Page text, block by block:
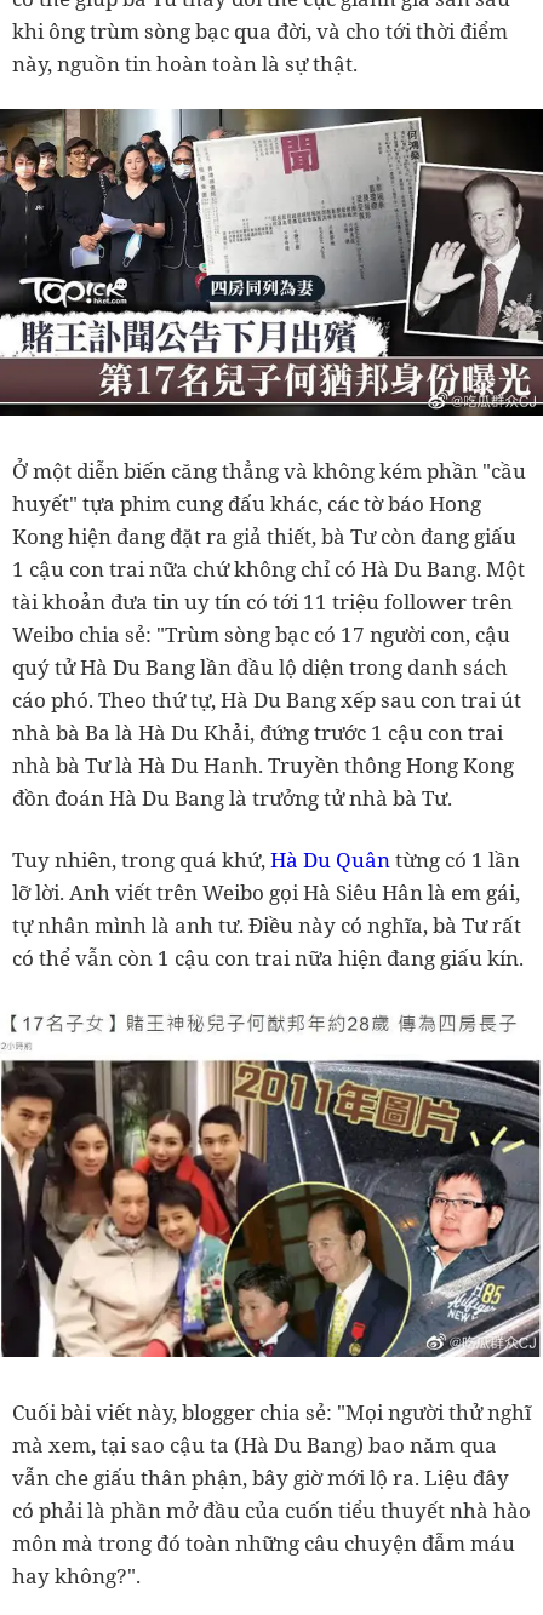
khi ông trùm sòng bạc qua đời, và cho tới thời điểm
này, nguồn tin hoàn toàn là sự thật.
Ở một diễn biến căng thẳng và không kém phần "cầu
huyết" tựa phim cung đấu khác, các tờ báo Hong
Kong hiện đang đặt ra giả thiết, bà Tư còn đang giấu
1 cậu con trai nữa chứ không chỉ có Hà Du Bang. Một
tài khoản đưa tin uy tín có tới 11 triệu follower trên
Weibo chia sẻ: "Trùm sòng bạc có 17 người con, cậu
quý tử Hà Du Bang lần đầu lộ diện trong danh sách
cáo phó. Theo thứ tự, Hà Du Bang xếp sau con trai út
nhà bà Ba là Hà Du Khải, đứng trước 1 cậu con trai
nhà bà Tư là Hà Du Hanh. Truyền thông Hong Kong
đồn đoán Hà Du Bang là trưởng tử nhà bà Tư.
Tuy nhiên, trong quá khứ, Hà Du Quân từng có 1 lần
lỡ lời. Anh viết trên Weibo gọi Hà Siêu Hân là em gái,
tự nhân mình là anh tư. Điều này có nghĩa, bà Tư rất
có thể vẫn còn 1 cậu con trai nữa hiện đang giấu kín.
Cuối bài viết này, blogger chia sẻ: "Mọi người thử nghĩ
mà xem, tại sao cậu ta (Hà Du Bang) bao năm qua
vẫn che giấu thân phận, bây giờ mới lộ ra. Liệu đây
có phải là phần mở đầu của cuốn tiểu thuyết nhà hào
môn mà trong đó toàn những câu chuyện đẫm máu
hay không?".